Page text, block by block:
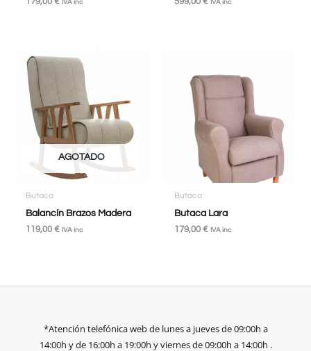
IVA inc IVA inc
AGOTADO
Butaca
Balancín Brazos Madera
119,00 € IVA inc
Butaca
Butaca Lara
179,00 € IVA inc
*Atención telefónica web de lunes a jueves de 09:00h a
14:00h y de 16:00h a 19:00h y viernes de 09:00h a 14:00h .